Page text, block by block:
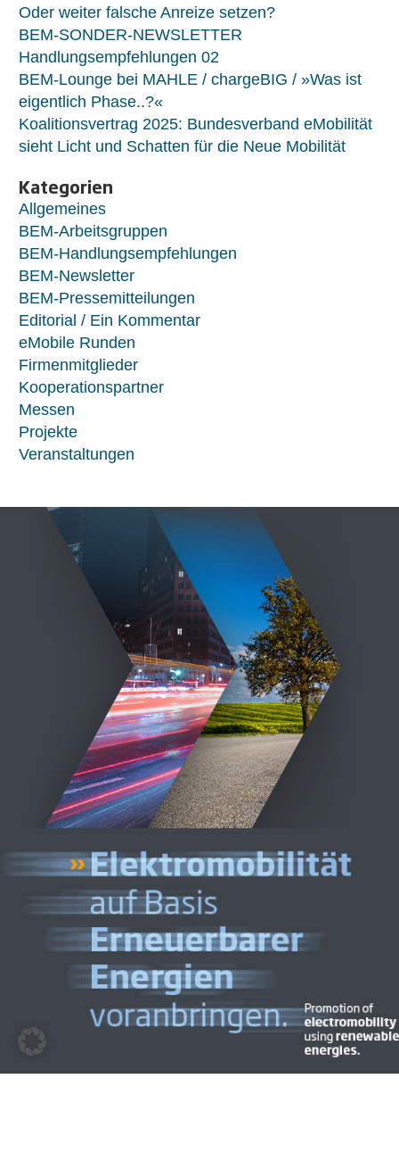
Oder weiter falsche Anreize setzen?
BEM-SONDER-NEWSLETTER
Handlungsempfehlungen 02
BEM-Lounge bei MAHLE / chargeBIG / »Was ist
eigentlich Phase..?«
Koalitionsvertrag 2025: Bundesverband eMobilität
sieht Licht und Schatten für die Neue Mobilität
Kategorien
Allgemeines
BEM-Arbeitsgruppen
BEM-Handlungsempfehlungen
BEM-Newsletter
BEM-Pressemitteilungen
Editorial / Ein Kommentar
eMobile Runden
Firmenmitglieder
Kooperationspartner
Messen
Projekte
Veranstaltungen